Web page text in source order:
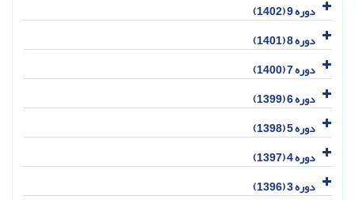
دوره 9 (1402)
دوره 8 (1401)
دوره 7 (1400)
دوره 6 (1399)
دوره 5 (1398)
دوره 4 (1397)
دوره 3 (1396)